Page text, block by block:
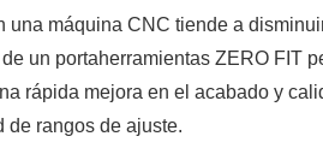
máquina CNC tiende a
un portaherramientas ZERO FIT
rápida mejora en el acabado y
de rangos de ajuste.